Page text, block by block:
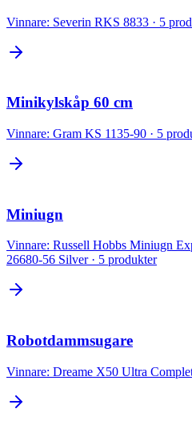
Vinnare: Severin RKS 8833 · 5
Minikylskåp 60 cm
Vinnare: Gram KS 1135-90 · 5
Miniugn
Vinnare: Russell Hobbs Miniugn
26680-56 Silver· 5 produkter
Robotdammsugare
Vinnare: Dreame X50 Ultra